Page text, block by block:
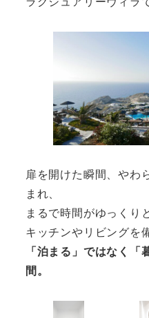
扉を開けた瞬間、やわ
まれ、
まるで時間がゆっくり
キッチンやリビングを
「泊まる」ではなく「
間。